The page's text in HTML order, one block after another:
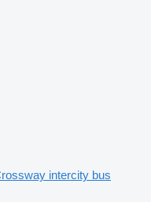
intercity bus